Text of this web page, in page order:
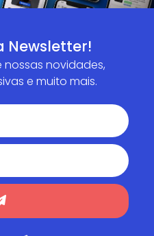
Newsletter!
nossas novidades,
e muito mais.